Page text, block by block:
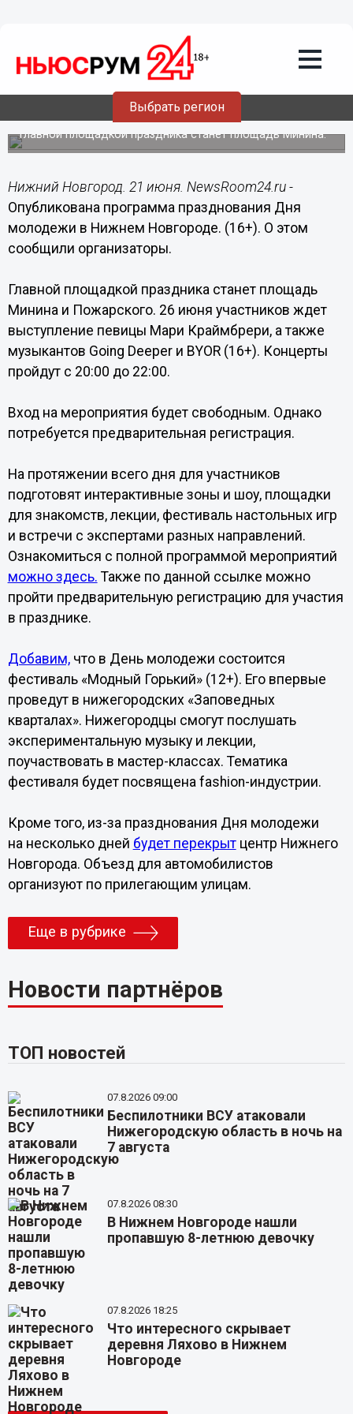
Выбрать регион
21.06.202215:05
Опубликована программа Дня
молодежи в Нижнем Новгороде
Главной площадкой праздника станет площадь Минина.
Нижний Новгород. 21 июня. NewsRoom24.ru -
Опубликована программа празднования Дня
молодежи в Нижнем Новгороде. (16+). О этом
сообщили организаторы.
Главной площадкой праздника станет площадь
Минина и Пожарского. 26 июня участников ждет
выступление певицы Мари Краймбрери, а также
музыкантов Going Deeper и BYOR (16+). Концерты
пройдут с 20:00 до 22:00.
Вход на мероприятия будет свободным. Однако
потребуется предварительная регистрация.
На протяжении всего дня для участников
подготовят интерактивные зоны и шоу, площадки
для знакомств, лекции, фестиваль настольных игр
и встречи с экспертами разных направлений.
Ознакомиться с полной программой мероприятий
можно здесь. Также по данной ссылке можно
пройти предварительную регистрацию для участия
в празднике.
Добавим,что в День молодежи состоится
фестиваль «Модный Горький» (12+). Его впервые
проведут в нижегородских «Заповедных
кварталах». Нижегородцы смогут послушать
экспериментальную музыку и лекции,
поучаствовать в мастер-классах. Тематика
фестиваля будет посвящена fashion-индустрии.
Кроме того, из-за празднования Дня молодежи
на несколько дней будет перекрытцентр Нижнего
Новгорода. Объезд для автомобилистов
организуют по прилегающим улицам.
Еще в рубрике
Новости партнёров
ТОП новостей
07.8.2026 09:00
Беспилотники ВСУ атаковали
Нижегородскую область в ночь на
7 августа
07.8.2026 08:30
В Нижнем Новгороде нашли
пропавшую 8-летнюю девочку
07.8.2026 18:25
Что интересного скрывает
деревня Ляхово в Нижнем
Новгороде